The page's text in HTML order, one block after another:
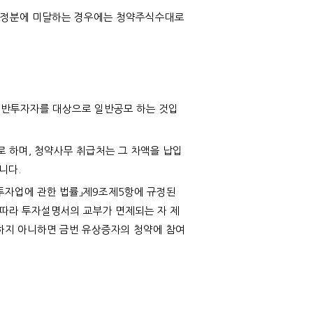
분에 미달하는 경우에는 청약주식수대로
투자자를 대상으로 일반공모 하는 것입
하며, 청약사무 취급처는 그 차액을 납입
다.
업에 관한 법률」제9조제5항에 규정된
라 투자설명서의 교부가 면제되는 자 제
아니하면 금번 유상증자의 청약에 참여